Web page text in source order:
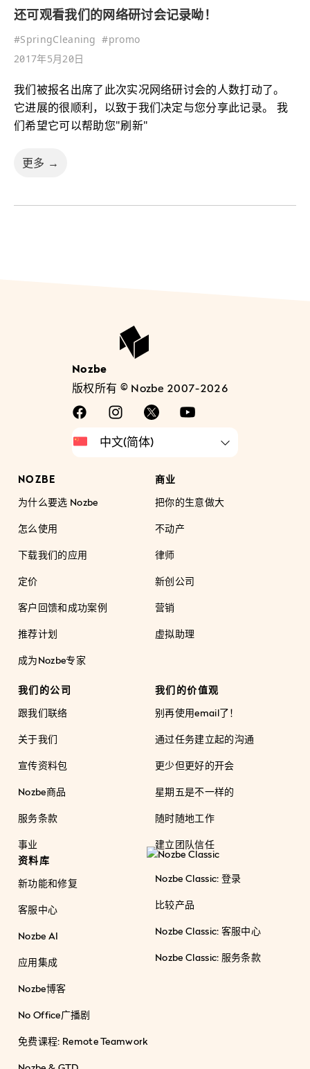
还可观看我们的网络研讨会记录呦！
#SpringCleaning #promo
2017年5月20日
我们被报名出席了此次实况网络研讨会的人数打动了。
它进展的很顺利，以致于我们决定与您分享此记录。 我
们希望它可以帮助您"刷新"
更多 →
Nozbe
版权所有 © Nozbe 2007-2026
NOZBE
为什么要选 Nozbe
怎么使用
下载我们的应用
定价
客户回馈和成功案例
推荐计划
成为Nozbe专家
商业
把你的生意做大
不动产
律师
新创公司
营销
虚拟助理
我们的公司
跟我们联络
关于我们
宣传资料包
Nozbe商品
服务条款
事业
我们的价值观
别再使用email了！
通过任务建立起的沟通
更少但更好的开会
星期五是不一样的
随时随地工作
建立团队信任
资料库
新功能和修复
客服中心
Nozbe AI
应用集成
Nozbe博客
No Office广播剧
免费课程: Remote Teamwork
Nozbe Classic: 登录
比较产品
Nozbe Classic: 客服中心
Nozbe Classic: 服务条款